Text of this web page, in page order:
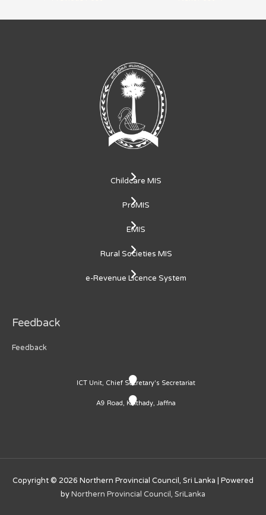
Childcare MIS
ProMIS
EMIS
Rural Societies MIS
e-Revenue Licence System
Feedback
Feedback
ICT Unit, Chief Secretary's Secretariat
A9 Road, Kaithady, Jaffna
Copyright © 2026 Northern Provincial Council, Sri Lanka | Powered
byNorthern Provincial Council, SriLanka